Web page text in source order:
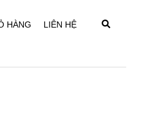
HÀNG LIÊN HỆ Search